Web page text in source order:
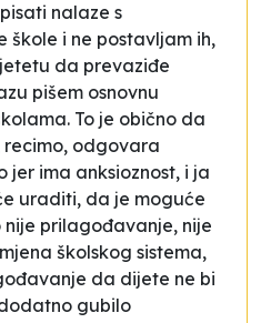
nalaze s
i ne postavljam ih,
da prevaziđe
pišem osnovnu
To je obično da
odgovara
jer ima anksioznost, i ja
uraditi, da je moguće
prilagođavanje, nije
školskog sistema,
da dijete ne bi
gubilo